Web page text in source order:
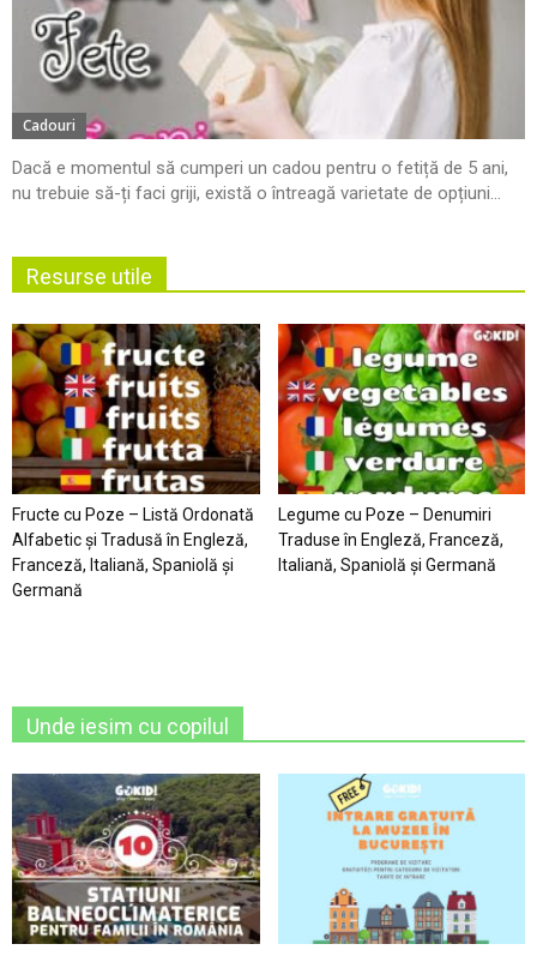
Cadouri
Dacă e momentul să cumperi un cadou pentru o fetiță de 5 ani,
nu trebuie să-ți faci griji, există o întreagă varietate de opțiuni...
Resurse utile
Fructe cu Poze – Listă Ordonată
Alfabetic şi Tradusă în Engleză,
Franceză, Italiană, Spaniolă şi
Germană
Legume cu Poze – Denumiri
Traduse în Engleză, Franceză,
Italiană, Spaniolă şi Germană
Unde iesim cu copilul